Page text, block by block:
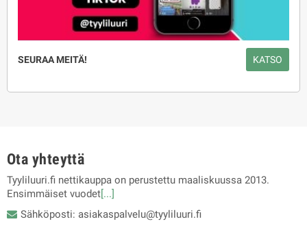
SEURAA MEITÄ! KATSO
Ota yhteyttä
Tyyliluuri.fi nettikauppa on perustettu maaliskuussa 2013.
Ensimmäiset vuodet [...]
Sähköposti: asiakaspalvelu@tyyliluuri.fi